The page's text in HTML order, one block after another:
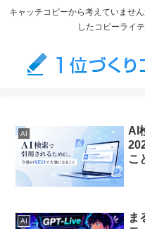
キャッチコピーから考えていませ
したコピーライ
AI
AI
こ
AI
ま